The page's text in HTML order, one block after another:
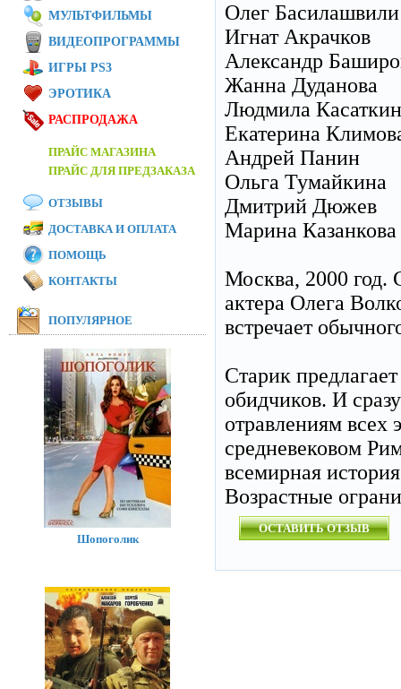
Олег Басилашвили
Игнат Акрачков
Александр
Жанна Дуданова
Людмила
Екатерина
Андрей Панин
Ольга Тумайкина
Дмитрий Дюжев
Марина Казанкова
Москва, 2000 год.
актера Олега
встречает
Старик
обидчиков. И
отравлениям
средневековом
всемирная
Возрастные
ОСТАВИТЬ ОТЗЫВ
МУЛЬТФИЛЬМЫ
ВИДЕОПРОГРАММЫ
ИГРЫ PS3
ЭРОТИКА
РАСПРОДАЖА
ПРАЙС МАГАЗИНА
ПРАЙС ДЛЯ ПРЕДЗАКАЗА
ОТЗЫВЫ
ДОСТАВКА И ОПЛАТА
ПОМОЩЬ
КОНТАКТЫ
ПОПУЛЯРНОЕ
Шопоголик